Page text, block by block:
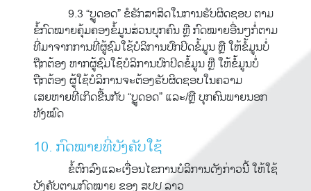
9.3 “ບຼູດອດ” ຂໍຮັກສາສິດໃນການຮັບຜິດຊອບ ຕາມ
ຂໍ້ກົດໝາຍຄຸ້ມຄອງຂໍ້ມູນສ່ວນບຸກຄົນ ຫຼື ກົດໝາຍອື່ນໆກໍ່ຕາມ
ທີ່ມາຈາກການທີ່ຜູ້ຊົມໃຊ້ບໍລິການປົກປິດຂໍ້ມູນ ຫຼື ໃຫ້ຂໍ້ມູນບໍ່
ຖືກຕ້ອງ ຫາກຜູ້ຊົມໃຊ້ບໍລິການປົກປິດຂໍ້ມູນ ຫຼື ໃຫ້ຂໍ້ມູນບໍ່
ຖືກຕ້ອງ ຜູ້ໃຊ້ບໍລິການຈະຕ້ອງຮັບຜິດຊອບໃນຄວາມ
ເສຍຫາຍທີ່ເກິດຂື້ນກັບ “ບຼູດອດ” ແລະ/ຫຼື ບຸກຄົນພາຍນອກ
ທັງໝົດ
10. ກົດໝາຍທີ່ບັງຄັບໃຊ້
ຂໍ້ຕົກລົງແລະເງື່ອນໄຂການບໍລິການດັງກ່າວນີ້ ໃຫ້ໃຊ້
ບັງຄັບຕາມກົດໝາຍ ຂອງ ສປປ ລາວ